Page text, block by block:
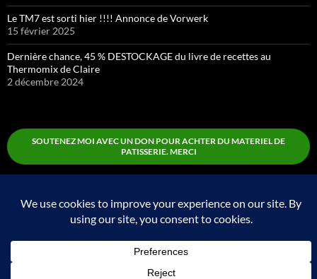
Le TM7 est sorti hier !!!! Annonce de Vorwerk
15 février 2025
Dernière chance, 45 % DESTOCKAGE du livre de recettes au
Thermomix de Claire
2 décembre 2024
SOUTENEZ MOI AVEC UN DON POUR ACHTER DU MATERIEL DE
PATISSERIE. MERCI
Fièrement propulsé par WordPress